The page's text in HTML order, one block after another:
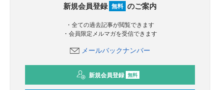
新規会員登録 無料 のご案内
・全ての過去記事が閲覧できます
・会員限定メルマガを受信できます
メールバックナンバー
新規会員登録 無料